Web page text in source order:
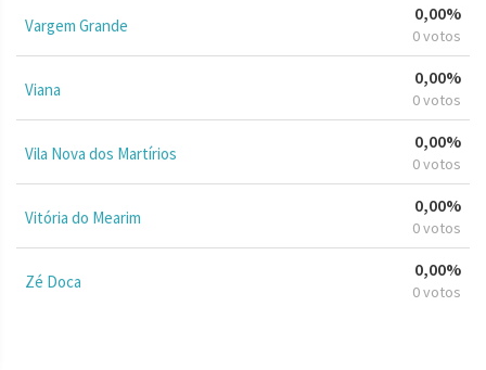
Vargem Grande
0,00%
0 votos
Viana
0,00%
0 votos
Vila Nova dos Martírios
0,00%
0 votos
Vitória do Mearim
0,00%
0 votos
Zé Doca
0,00%
0 votos